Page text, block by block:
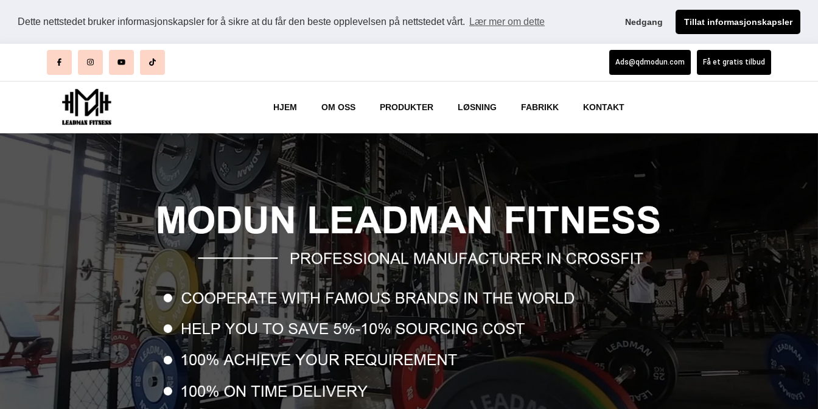
Dette nettstedet bruker informasjonskapsler for å sikre at du får den beste opplevelsen på nettstedet vårt. Lær mer om dette Nedgang Tillat informasjonskapsler
Ads@qdmodun.com Få et gratis tilbud
HJEM OM OSS PRODUKTER LØSNING FABRIKK KONTAKT